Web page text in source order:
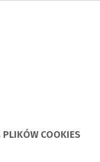
PLIKÓW COOKIES